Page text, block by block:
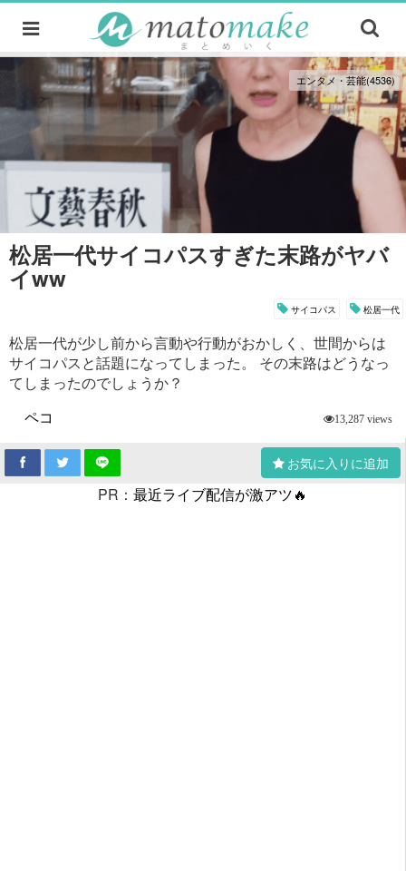
エンタメ・芸能(4536)
松居一代サイコパスすぎた末路がヤバ
イww
サイコパス 松居一代
松居一代が少し前から言動や行動がおかしく、世間からは
サイコパスと話題になってしまった。 その末路はどうなっ
てしまったのでしょうか？
ペコ
13,287 views
お気に入りに追加
PR： 最近ライブ配信が激アツ🔥